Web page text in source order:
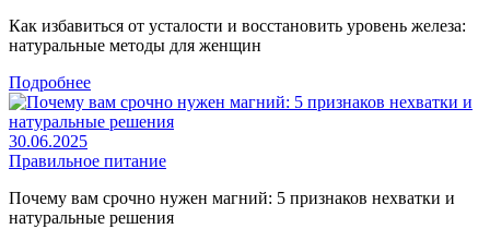
Как избавиться от усталости и восстановить уровень железа:
натуральные методы для женщин
Подробнее
30.06.2025
Правильное питание
Почему вам срочно нужен магний: 5 признаков нехватки и
натуральные решения